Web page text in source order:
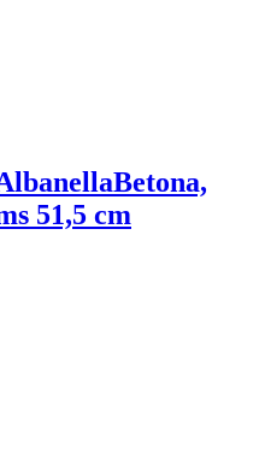
Betona,
51,5 cm